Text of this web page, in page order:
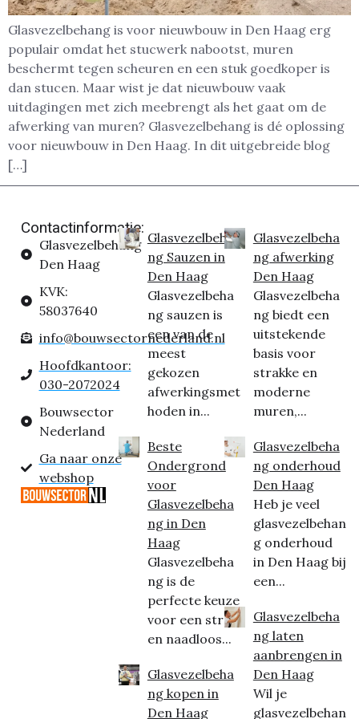
Glasvezelbehang is voor nieuwbouw in Den Haag erg
populair omdat het stucwerk nabootst, muren
beschermt tegen scheuren en een stuk goedkoper is
dan stucen. Maar wist je dat nieuwbouw vaak
uitdagingen met zich meebrengt als het gaat om de
afwerking van muren? Glasvezelbehang is dé oplossing
voor nieuwbouw in Den Haag. In dit uitgebreide blog
[…]
Contactinformatie:
Glasvezelbehang
Den Haag
KVK:
58037640
info@bouwsectornederland.nl
Hoofdkantoor:
030-2072024
Bouwsector
Nederland
Ga naar onze
webshop
Glasvezelbeha
ng Sauzen in
Den Haag
Glasvezelbeha
ng sauzen is
een van de
meest
gekozen
afwerkingsmet
hoden in...
Beste
Ondergrond
voor
Glasvezelbeha
ng in Den
Haag
Glasvezelbeha
ng is de
perfecte keuze
voor een strak
en naadloos...
Glasvezelbeha
ng kopen in
Den Haag
Glasvezelbeha
ng afwerking
Den Haag
Glasvezelbeha
ng biedt een
uitstekende
basis voor
strakke en
moderne
muren,...
Glasvezelbeha
ng onderhoud
Den Haag
Heb je veel
glasvezelbehan
g onderhoud
in Den Haag bij
een...
Glasvezelbeha
ng laten
aanbrengen in
Den Haag
Wil je
glasvezelbehan